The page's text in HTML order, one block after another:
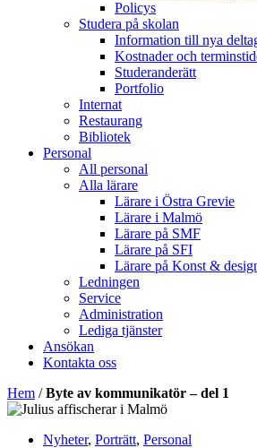
Policys
Studera på skolan
Information till nya
Kostnader och
Studeranderätt
Portfolio
Internat
Restaurang
Bibliotek
Personal
All personal
Alla lärare
Lärare i Östra Grevie
Lärare i Malmö
Lärare på SMF
Lärare på SFI
Lärare på Konst &
Ledningen
Service
Administration
Lediga tjänster
Ansökan
Kontakta oss
Hem /Byte av kommunikatör – del 1
Nyheter, Porträtt, Personal